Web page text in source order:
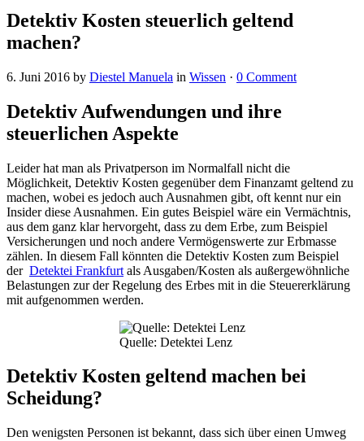
Detektiv Kosten steuerlich geltend
machen?
6. Juni 2016 by Diestel Manuela in Wissen · 0 Comment
Detektiv Aufwendungen und ihre
steuerlichen Aspekte
Leider hat man als Privatperson im Normalfall nicht die
Möglichkeit, Detektiv Kosten gegenüber dem Finanzamt geltend zu
machen, wobei es jedoch auch Ausnahmen gibt, oft kennt nur ein
Insider diese Ausnahmen. Ein gutes Beispiel wäre ein Vermächtnis,
aus dem ganz klar hervorgeht, dass zu dem Erbe, zum Beispiel
Versicherungen und noch andere Vermögenswerte zur Erbmasse
zählen. In diesem Fall könnten die Detektiv Kosten zum Beispiel
der Detektei Frankfurt als Ausgaben/Kosten als außergewöhnliche
Belastungen zur der Regelung des Erbes mit in die Steuererklärung
mit aufgenommen werden.
Quelle: Detektei Lenz
Detektiv Kosten geltend machen bei
Scheidung?
Den wenigsten Personen ist bekannt, dass sich über einen Umweg